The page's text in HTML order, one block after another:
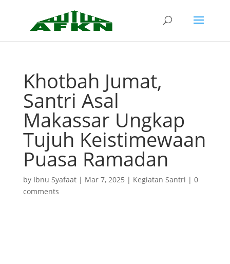
Khotbah Jumat,
Santri Asal
Makassar Ungkap
Tujuh Keistimewaan
Puasa Ramadan
by Ibnu Syafaat| Mar 7, 2025 | Kegiatan Santri | 0
comments